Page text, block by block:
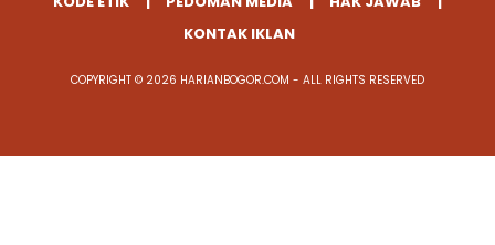
KONTAK IKLAN
COPYRIGHT © 2026 HARIANBOGOR.COM - ALL RIGHTS RESERVED